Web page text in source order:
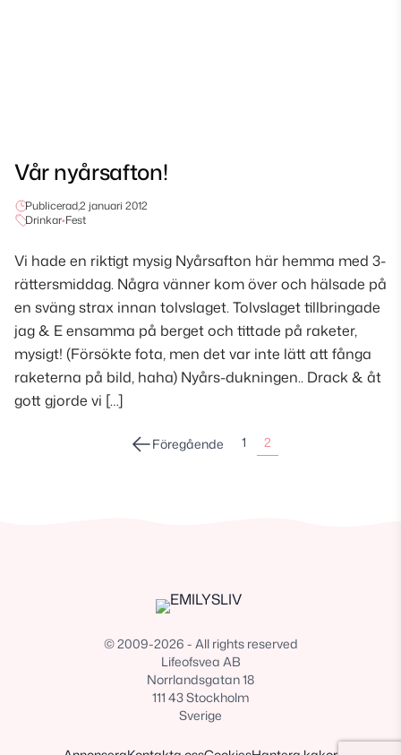
Vår nyårsafton!
Publicerad,2 januari 2012
Drinkar•Fest
Vi hade en riktigt mysig Nyårsafton här hemma med 3-
rättersmiddag. Några vänner kom över och hälsade på
en sväng strax innan tolvslaget. Tolvslaget tillbringade
jag & E ensamma på berget och tittade på raketer,
mysigt! (Försökte fota, men det var inte lätt att fånga
raketerna på bild, haha) Nyårs-dukningen.. Drack & åt
gott gjorde vi […]
Föregående 1 2
© 2009-2026 - All rights reserved
Lifeofsvea AB
Norrlandsgatan 18
111 43 Stockholm
Sverige